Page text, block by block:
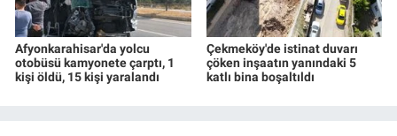
Afyonkarahisar'da yolcu
otobüsü kamyonete çarptı, 1
kişi öldü, 15 kişi yaralandı
Çekmeköy'de istinat duvarı
çöken inşaatın yanındaki 5
katlı bina boşaltıldı